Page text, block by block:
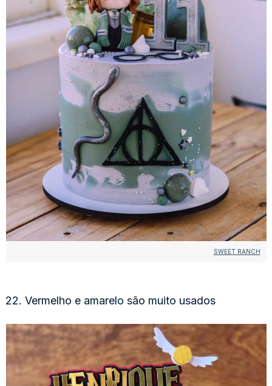
SWEET RANCH
22. Vermelho e amarelo são muito usados